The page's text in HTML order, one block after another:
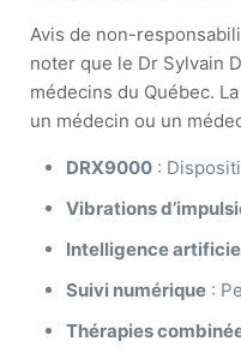
Avis de non-
noter que le Dr Sylvain
médecins du Québec.
un médecin ou un
DRX9000 :
Vibrations
Intelligence
Suivi numérique :
Thérapies